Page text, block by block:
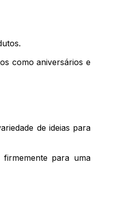
como aniversários e
de ideias para
para uma